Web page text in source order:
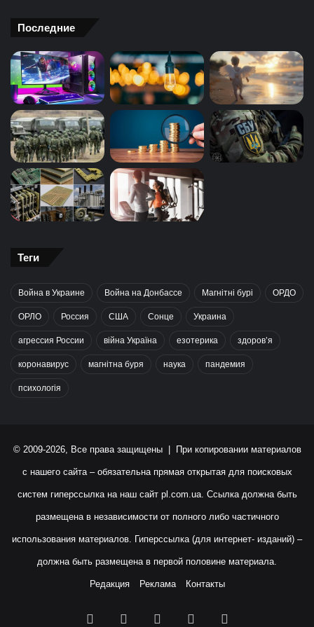
Последние
Теги
Война в Украине Война на Донбассе Магнітні бурі ОРДО
ОРЛО Россия США Сонце Украина
агрессия России війна Україна езотерика здоров’я
коронавирус магнітна буря наука пандемия
психологія
© 2009-2026, Все права защищены | При копировании материалов
с нашего сайта – обязательна прямая открытая для поисковых
систем гиперссылка на наш сайт pl.com.ua. Ссылка должна быть
размещена в независимости от полного либо частичного
использования материалов. Гиперссылка (для интернет- изданий) –
должна быть размещена в первой половине материала.
Редакция Реклама Контакты
Facebook YouTubeInstagram